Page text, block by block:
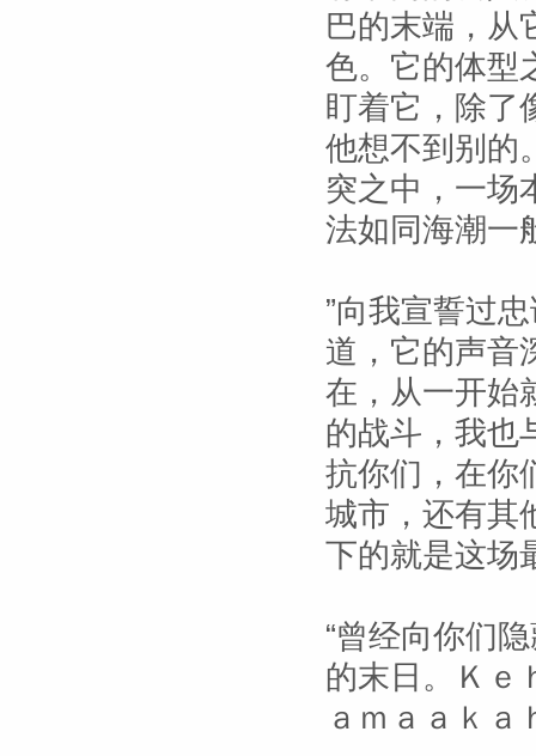
巴的末端，从
色。它的体型
盯着它，除了
他想不到别的
突之中，一场
法如同海潮一
”向我宣誓过
道，它的声音
在，从一开始
的战斗，我也
抗你们，在你
城市，还有其
下的就是这场
“曾经向你们
的末日。Ｋｅ
ａｍａａｋａ